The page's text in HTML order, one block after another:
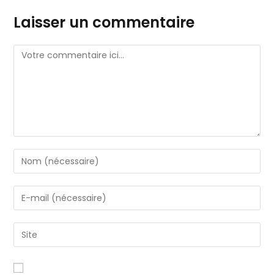
Laisser un commentaire
Comment
Enter
your
name
or
to
comment
Enter
your
email
address
comment
Enter
your
website